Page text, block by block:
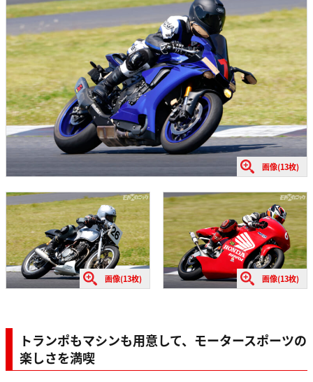
画像(13枚)
画像(13枚) 画像(13枚)
トランポもマシンも用意して、モータースポーツの
楽しさを満喫